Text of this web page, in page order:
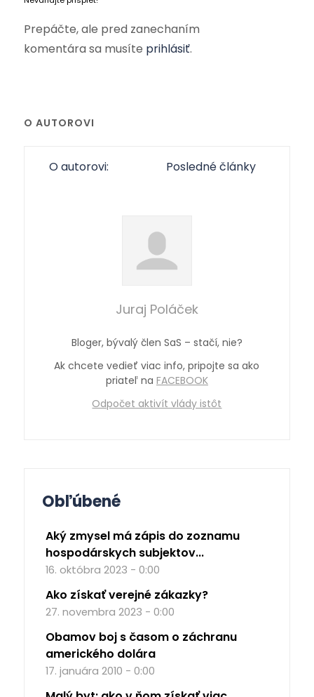
Prepáčte, ale pred zanechaním
komentára sa musíte prihlásiť.
O AUTOROVI
O autorovi: Posledné články
Juraj Poláček
Bloger, bývalý člen SaS – stačí, nie?
Ak chcete vedieť viac info, pripojte sa ako
priateľ na FACEBOOK
Odpočet aktivít vlády istôt
Obľúbené
Aký zmysel má zápis do zoznamu
hospodárskych subjektov...
16. októbra 2023 - 0:00
Ako získať verejné zákazky?
27. novembra 2023 - 0:00
Obamov boj s časom o záchranu
amerického dolára
17. januára 2010 - 0:00